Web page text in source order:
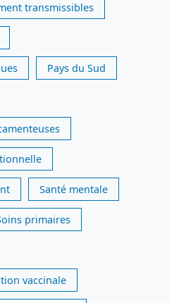
transmissibles
Pays du Sud
Santé mentale
primaires
vaccinale